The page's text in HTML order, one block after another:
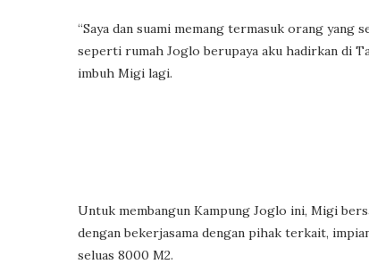
“Saya dan suami memang termasuk orang yang
seperti rumah Joglo berupaya aku hadirkan di
imbuh Migi lagi.
Untuk membangun Kampung Joglo ini, Migi
dengan bekerjasama dengan pihak terkait,
seluas 8000 M2.